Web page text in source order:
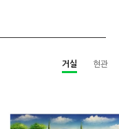
거실 현관